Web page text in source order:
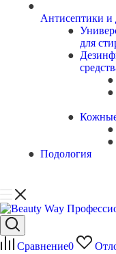
Антисептики и
для
Подология
Сравнение0